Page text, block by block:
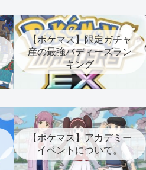
【ポケマス】限定ガチャ
産の最強バディーズラン
キング
【ポケマス】アカデミー
イベントについて。